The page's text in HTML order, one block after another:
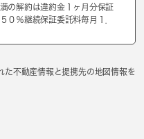
の解約は違約金１ヶ月分保証
０％継続保証委託料毎月１．
不動産情報と提携先の地図情報を